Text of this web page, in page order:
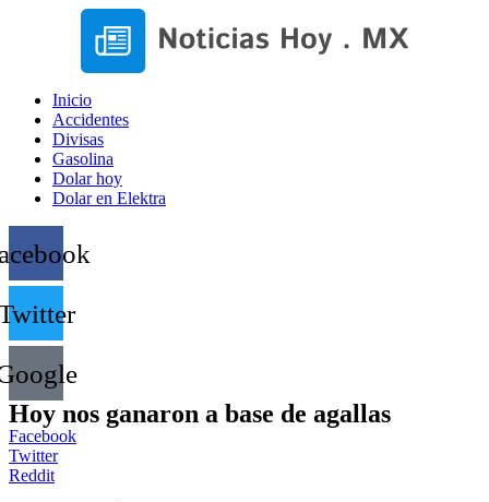
Inicio
Accidentes
Divisas
Gasolina
Dolar hoy
Dolar en Elektra
Hoy nos ganaron a base de agallas
Facebook
Twitter
Reddit